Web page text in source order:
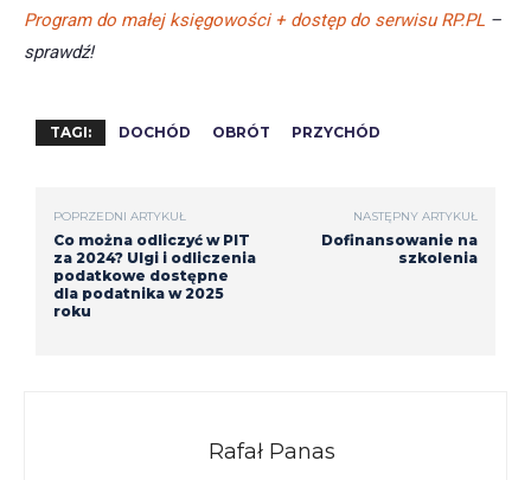
Program do małej księgowości + dostęp do serwisu RP.PL –
sprawdź!
TAGI: DOCHÓD OBRÓT PRZYCHÓD
POPRZEDNI ARTYKUŁ
Co można odliczyć w PIT
za 2024? Ulgi i odliczenia
podatkowe dostępne
dla podatnika w 2025
roku
NASTĘPNY ARTYKUŁ
Dofinansowanie na
szkolenia
Rafał Panas